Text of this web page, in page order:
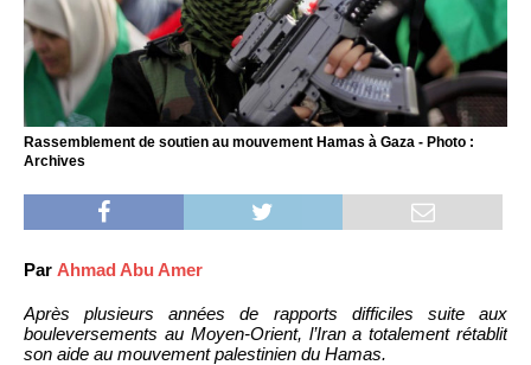
Rassemblement de soutien au mouvement Hamas à Gaza - Photo :
Archives
Par Ahmad Abu Amer
Après plusieurs années de rapports difficiles suite aux
bouleversements au Moyen-Orient, l’Iran a totalement rétablit
son aide au mouvement palestinien du Hamas.